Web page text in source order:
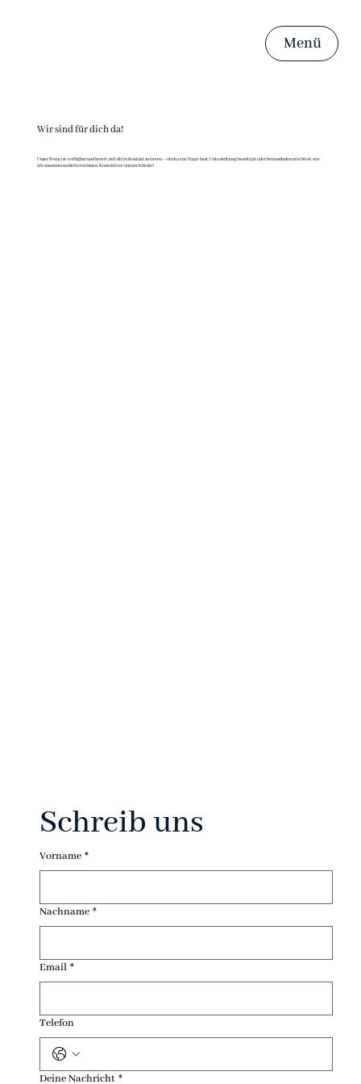
Menü
Wir sind für dich da!
Unser Team ist verfügbar und bereit, mit dir in Kontakt zu treten – ob du eine Frage hast, Unterstützung benötigst oder herausfinden möchtest, wie
wir zusammenarbeiten können. Kontaktiere uns noch heute!
Schreib uns
Vorname *
Nachname *
Email *
Telefon
Deine Nachricht *